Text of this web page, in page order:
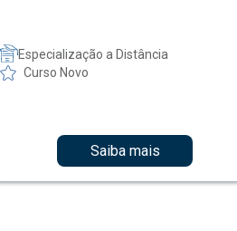
Especialização a Distância
Curso Novo
Saiba mais